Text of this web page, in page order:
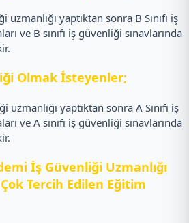
uzmanlığı yaptıktan sonra B Sınıfı iş
ve B sınıfı iş güvenliği sınavlarında
Olmak İsteyenler;
uzmanlığı yaptıktan sonra A Sınıfı iş
ve A sınıfı iş güvenliği sınavlarında
İş Güvenliği Uzmanlığı
Tercih Edilen Eğitim